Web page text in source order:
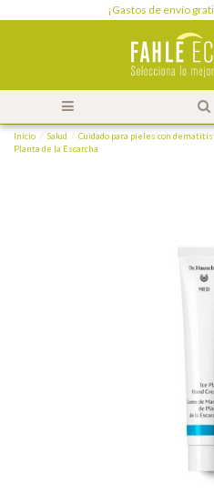
¡Gastos de envío
Inicio Salud Cuidado para pieles con dematitis
Planta de la Escarcha